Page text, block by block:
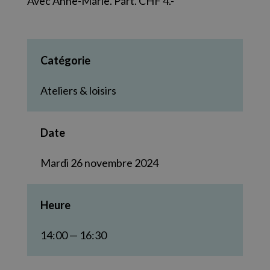
Catégorie
Ateliers & loisirs
Date
Mardi 26 novembre 2024
Heure
14:00 — 16:30